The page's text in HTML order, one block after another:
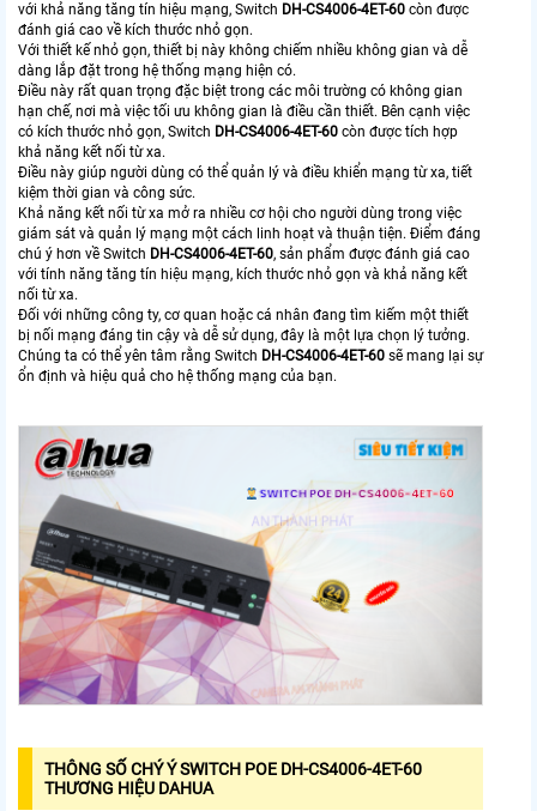
với khả năng tăng tín hiệu mạng, Switch DH-CS4006-4ET-60 còn được
đánh giá cao về kích thước nhỏ gọn.
Với thiết kế nhỏ gọn, thiết bị này không chiếm nhiều không gian và dễ
dàng lắp đặt trong hệ thống mạng hiện có.
Điều này rất quan trọng đặc biệt trong các môi trường có không gian
hạn chế, nơi mà việc tối ưu không gian là điều cần thiết. Bên cạnh việc
có kích thước nhỏ gọn, Switch DH-CS4006-4ET-60 còn được tích hợp
khả năng kết nối từ xa.
Điều này giúp người dùng có thể quản lý và điều khiển mạng từ xa, tiết
kiệm thời gian và công sức.
Khả năng kết nối từ xa mở ra nhiều cơ hội cho người dùng trong việc
giám sát và quản lý mạng một cách linh hoạt và thuận tiện. Điểm đáng
chú ý hơn về Switch DH-CS4006-4ET-60, sản phẩm được đánh giá cao
với tính năng tăng tín hiệu mạng, kích thước nhỏ gọn và khả năng kết
nối từ xa.
Đối với những công ty, cơ quan hoặc cá nhân đang tìm kiếm một thiết
bị nối mạng đáng tin cậy và dễ sử dụng, đây là một lựa chọn lý tưởng.
Chúng ta có thể yên tâm rằng Switch DH-CS4006-4ET-60 sẽ mang lại sự
ổn định và hiệu quả cho hệ thống mạng của bạn.
THÔNG SỐ CHÝ Ý SWITCH POE DH-CS4006-4ET-60
THƯƠNG HIỆU DAHUA